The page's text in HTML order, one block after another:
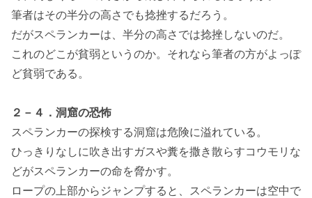
筆者はその半分の高さでも捻挫するだろう。
だがスペランカーは、半分の高さでは捻挫しないのだ。
これのどこが貧弱というのか。それなら筆者の方がよっぽ
ど貧弱である。
２－４．洞窟の恐怖
スペランカーの探検する洞窟は危険に溢れている。
ひっきりなしに吹き出すガスや糞を撒き散らすコウモリな
どがスペランカーの命を脅かす。
ロープの上部からジャンプすると、スペランカーは空中で